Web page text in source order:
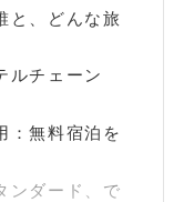
と、どんな旅
ルチェーン
：無料宿泊を
ンダード、で